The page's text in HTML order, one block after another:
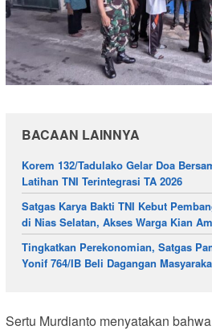
BACAAN LAINNYA
Korem 132/Tadulako Gelar Doa
Latihan TNI Terintegrasi TA 2026
Satgas Karya Bakti TNI Kebut
di Nias Selatan, Akses Warga Kian
Tingkatkan Perekonomian, Satgas
Yonif 764/IB Beli Dagangan
Sertu Murdianto menyatakan